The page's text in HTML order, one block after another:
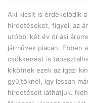
Aki kicsit is érdekelődik
hirdetéseket, figyeli az
utóbbi két év óriási
járművek piacán. Ebben
csökkenést is
kikötnek ezek az igazi
gyűjtőknél, így lassan
hirdetéseit láthatjuk.